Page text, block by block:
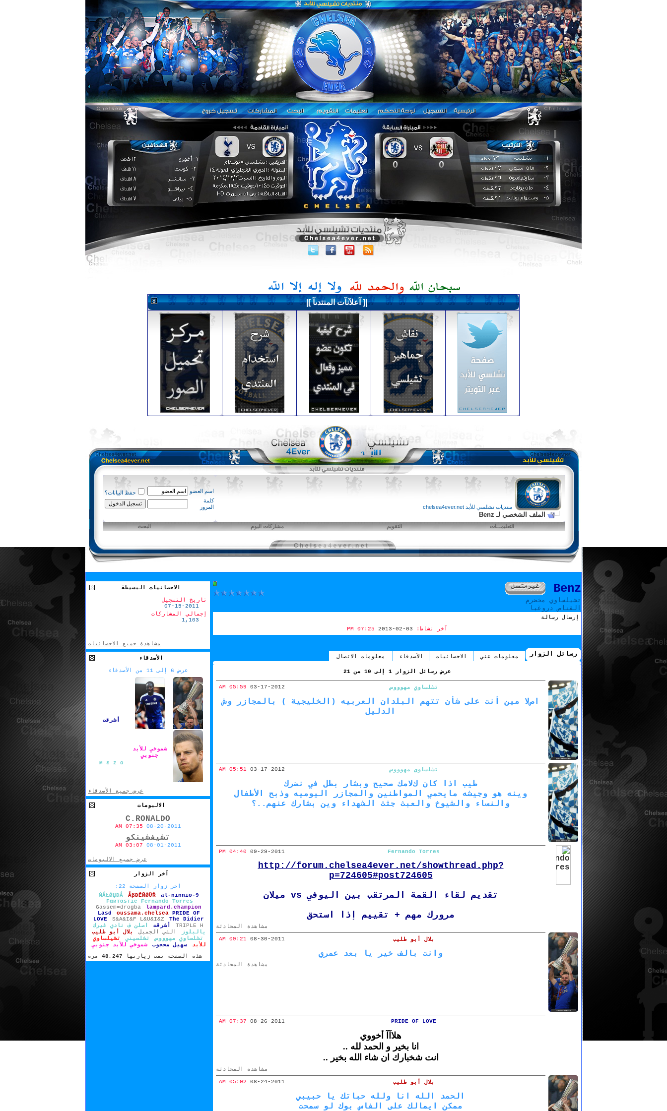
|[ آعلآنآت المنتدىآ ]|
منتديات تشلسي للأبد chelsea4ever.net
الملف الشخصي لـ Benz
اسم العضو
حفظ البيانات؟
كلمة
المرور
التعليمـــات التقويم مشاركات اليوم البحث
Benz
تشيلساوي مخضرم
القناص دروغبا
إرسال رسالة
آخر نشاط:
07:25 PM
رسائل الزوار معلومات عني الاحصائيات الأصدقاء معلومات الاتصال
عرض رسائل الزوار 1 إلى 10 من21
03-17-2012
05:59 AM تشلساوي مهوووس
اصﻻ مين أنت على شأن تتهم البلدان العربيه (الخليجية ) بالمجازر وش
الدليل
03-17-2012
05:51 AM تشلساوي مهوووس
طيب اذا كان كﻻمك صحيح وبشار بطل في نضرك
وينه هو وجيشه مايحمي المواطنين والمجازر اليوميه وذبح الأطفال
والنساء والشيوخ والعبث جثث الشهداء وين بشارك عنهم..؟
09-29-2011
04:40 PM Fernando Torres‏
http://forum.chelsea4ever.net/showthread.php?
p=724605#post724605
تقديم لقاء القمة المرتقب بين اليوفي vs ميلان
مرورك مهم + تقييم إذا استحق
مشاهدة المحادثة
08-30-2011
09:21 AM بلال أبو طليب
وانت بالف خير يا بعد عمري
مشاهدة المحادثة
08-26-2011
07:37 AM PRIDE OF LOVE
هلاآآ أخووي
انا بخير و الحمد لله ..
انت شخبارك ان شاء الله بخير ..
مشاهدة المحادثة
08-24-2011
05:02 AM بلال أبو طليب
الحمد الله انا ولله حباتك يا حبيبي
ممكن ايمالك على الفاس بوك لو سمحت
الاحصائيات البسيطة
تاريخ التسجيل
07-15-2011
إجمالي المشاركات
1,103
مشاهدة جميع الاحصائيات
الأصدقاء
عرض 6 إلى 11 من الأصدقاء
بلال أبو
طليب
BARCLAYS
أشرقت
شموخي للأبد
جنوبي
м ε z o
عرض جميع الأصدقاء
الالبومات
C.RONALDO
08-20-2011
07:35 AM
تشيفشينكو
08-01-2011
03:07 AM
عرض جميع الالبومات
آخر الزوار
اخر زوار الصفحة 22:
ḾẮŁǾЏĐẮ
ẪβĐẼЙǾỮŘ
al-ninnio-9
Fαитαѕтic
Fernando Torres‏
Gassem=drogba
lampard.champion
Lasd
oussama.chelsea
PRIDE OF
LOVE
S&A&I&F L&U&I&Z
The Didier
TRIPLE H
أشرقت
اصلن ف نادي غيرك
يالبلوز
الشي الجميل
بلال أبو طليب
تشلساوي مهوووس
تشلسيني
تشيلساوي
للأبد
سهيل محجوب
شموخي للأبد جنوبي
هذه الصفحة تمت زيارتها 48,247 مرة